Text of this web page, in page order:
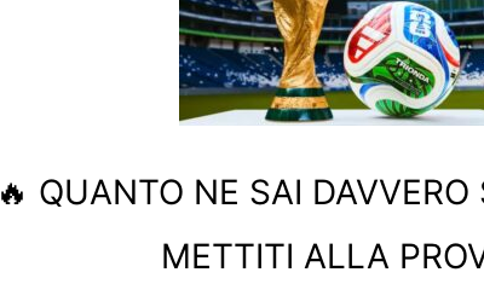
🔥 QUANTO NE SAI
METTITI ALLA